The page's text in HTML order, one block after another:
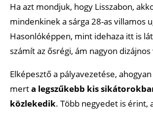
Ha azt mondjuk, hogy Lisszabon,
mindenkinek a sárga 28-as villamos
Hasonlóképpen, mint idehaza itt is
számít az ősrégi, ám nagyon
Elképesztő a pályavezetése,
merta legszűkebb kis
közlekedik. Több negyedet is érint,